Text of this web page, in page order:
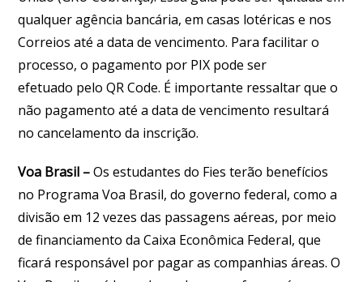
qualquer agência bancária, em casas lotéricas e nos
Correios até a data de vencimento. Para facilitar o
processo, o pagamento por PIX pode ser
efetuado pelo QR Code. É importante ressaltar que o
não pagamento até a data de vencimento resultará
no cancelamento da inscrição.
Voa Brasil –Os estudantes do Fies terão benefícios
no Programa Voa Brasil, do governo federal, como a
divisão em 12 vezes das passagens aéreas, por meio
de financiamento da Caixa Econômica Federal, que
ficará responsável por pagar as companhias áreas. O